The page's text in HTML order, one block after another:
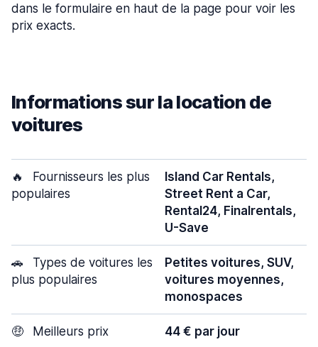
dans le formulaire en haut de la page pour voir les
prix exacts.
Informations sur la location de
voitures
🔥
Fournisseurs les plus
populaires
Island Car Rentals,
Street Rent a Car,
Rental24, Finalrentals,
U-Save
🚗
Types de voitures les
plus populaires
Petites voitures, SUV,
voitures moyennes,
monospaces
🤑 Meilleurs prix 44 € par jour